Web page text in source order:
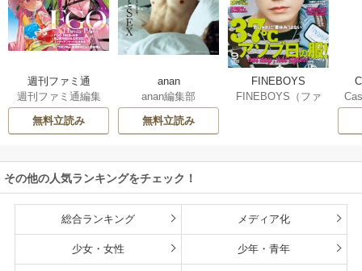
週刊ファミ通
週刊ファミ通編集
部
無料立読み
anan
anan編集部
無料立読み
FINEBOYS
FINEBOYS（ファ
その他の人気ランキングをチェック！
総合ランキング メディア化
少女・女性 少年・青年